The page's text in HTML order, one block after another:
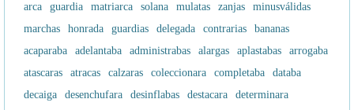
arca guardia matriarca solana mulatas zanjas
minusválidas
marchas
honrada guardias delegada contrarias
bananas
acaparaba
adelantaba administrabas alargas aplastabas
arrogaba
atascaras
atracas calzaras coleccionara completaba
databa
decaiga
desenchufara desinflabas destacara
determinara